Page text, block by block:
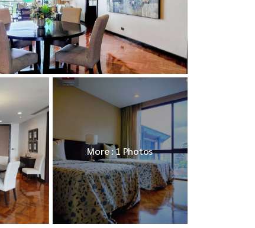
More : 1 Photos